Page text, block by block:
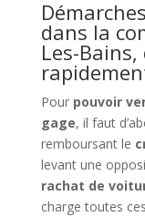
dans la
Les-
Pour pouvoir
gage, il faut
remboursant le
levant une
rachat de
charge toutes